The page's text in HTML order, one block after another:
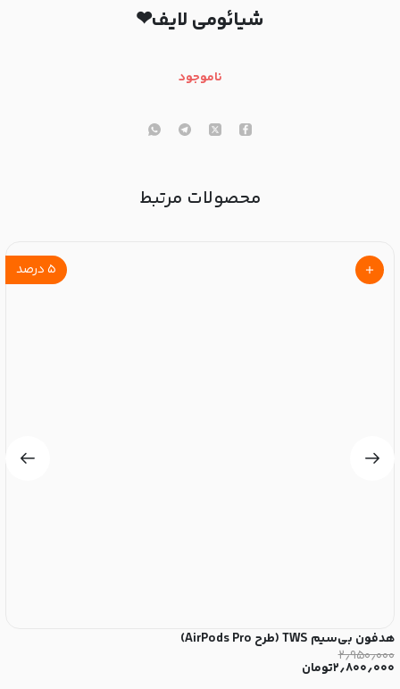
شیائومی لایف❤
ناموجود
محصولات مرتبط
۵درصد
هدفون بی‌سیم TWS (طرح AirPods Pro)
۲٫۹۵۰٫۰۰۰
۲٫۸۰۰٫۰۰۰تومان